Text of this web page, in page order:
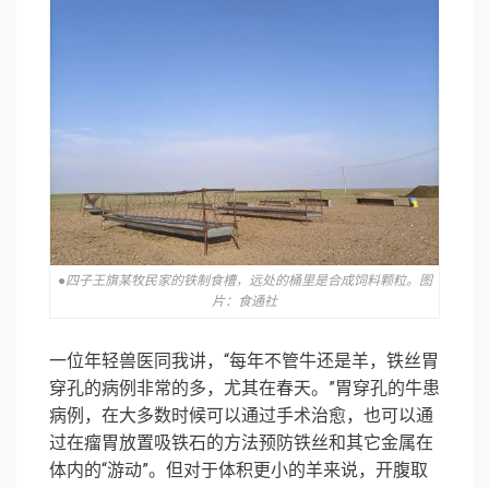
●四子王旗某牧民家的铁制食槽，远处的桶里是合成饲料颗粒。图
片：食通社
一位年轻兽医同我讲，“每年不管牛还是羊，铁丝胃
穿孔的病例非常的多，尤其在春天。”胃穿孔的牛患
病例，在大多数时候可以通过手术治愈，也可以通
过在瘤胃放置吸铁石的方法预防铁丝和其它金属在
体内的“游动”。但对于体积更小的羊来说，开腹取